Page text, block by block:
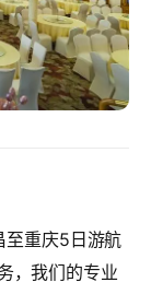
至重庆5日游航
，我们的专业